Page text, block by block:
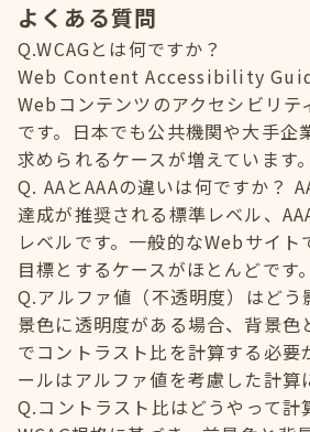
よくある質問
Q.WCAGとは何ですか？
Web Content Accessibility
Webコンテンツのアクセシビリテ
です。日本でも公共機関や大手企
求められるケースが増えています。
Q. AAとAAAの違いは何ですか？
達成が推奨される標準レベル、
レベルです。一般的なWebサイト
目標とするケースがほとんどです。
Q.アルファ値（不透明度）はど
景色に透明度がある場合、背景色
でコントラスト比を計算する必要
ールはアルファ値を考慮した計算
Q.コントラスト比はどうやって計